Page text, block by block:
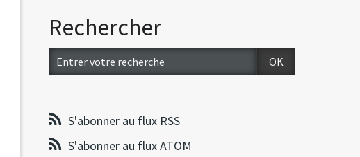
Rechercher
S'abonner au flux RSS
S'abonner au flux ATOM